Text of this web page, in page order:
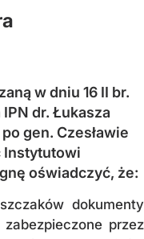
w dniu 16 II br.
dr. Łukasza
gen. Czesławie
Instytutowi
oświadczyć, że:
dokumenty
przez